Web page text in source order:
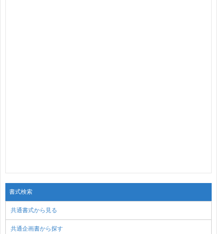
書式検索
共通書式から見る
共通企画書から探す